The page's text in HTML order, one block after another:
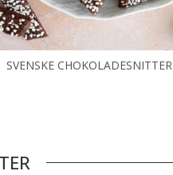
SVENSKE CHOKOLADESNITTER